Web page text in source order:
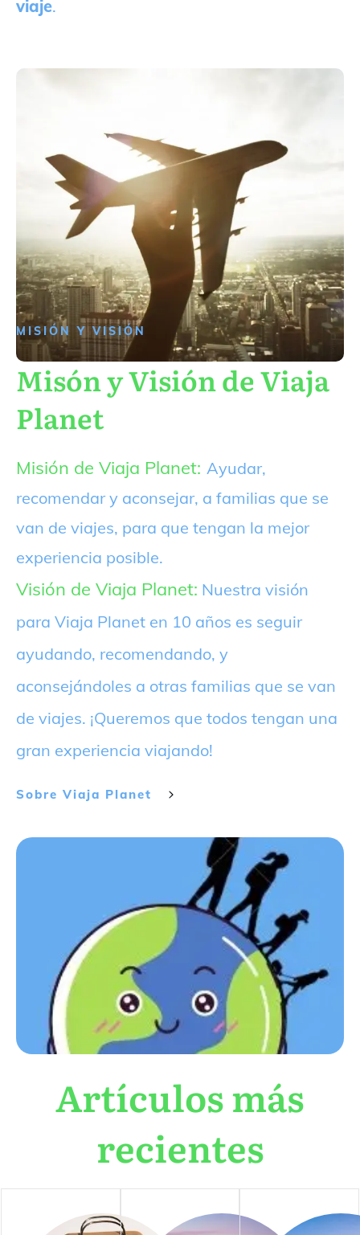
viaje.
MISIÓN Y VISIÓN
Misón y Visión de Viaja
Planet
Misión de Viaja Planet: Ayudar,
recomendar y aconsejar, a familias que se
van de viajes, para que tengan la mejor
experiencia posible.
Visión de Viaja Planet: Nuestra visión
para Viaja Planet en 10 años es seguir
ayudando, recomendando, y
aconsejándoles a otras familias que se van
de viajes. ¡Queremos que todos tengan una
gran experiencia viajando!
Sobre Viaja Planet
Artículos más
recientes